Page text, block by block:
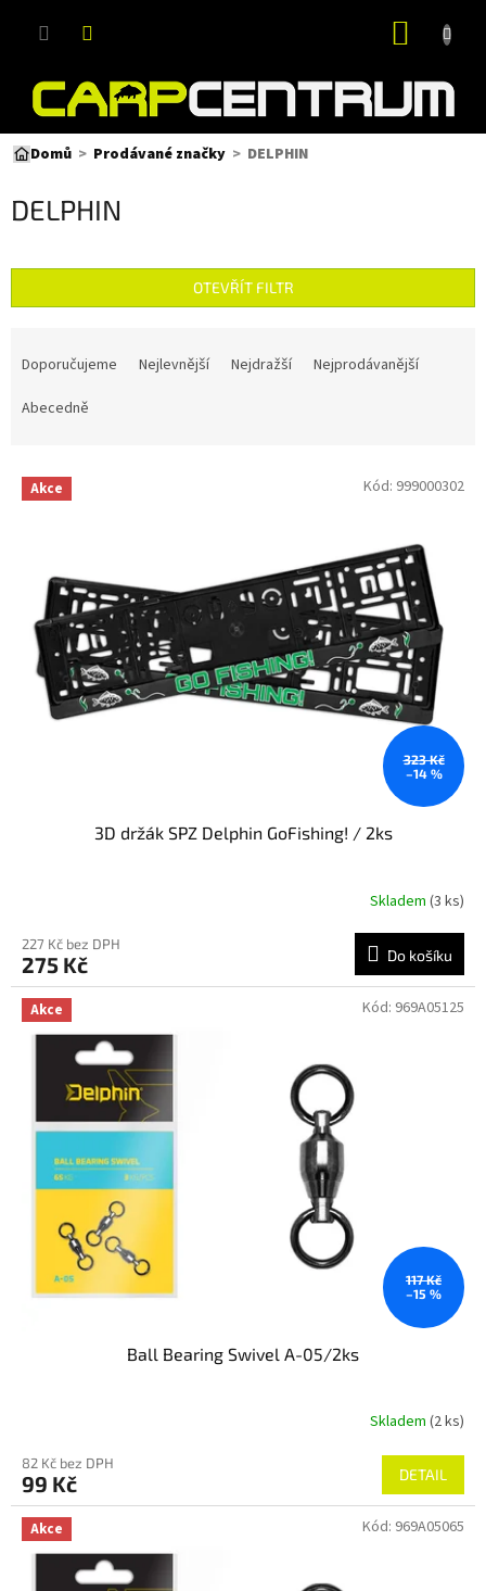
Domů Prodávané značky DELPHIN
DELPHIN
OTEVŘÍT FILTR
p
Doporučujeme Nejlevnější Nejdražší
Nejprodávanější
Abecedně
V Akce
323 Kč
–14 %
3D držák SPZ Delphin GoFishing! / 2ks
Skladem (3 ks)
227 Kč bez DPH
275 Kč Do košíku
Kód: 999000302
Akce
117 Kč
–15 %
Ball Bearing Swivel A-05/2ks
Skladem (2 ks)
82 Kč bez DPH
99 Kč DETAIL
Kód: 969A05125
Akce Kód: 969A05065